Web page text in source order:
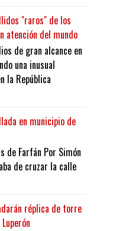
"raros" de los
atención del mundo
de gran alcance en
una inusual
la República
en municipio de
de Farfán Por Simón
de cruzar la calle
réplica de torre